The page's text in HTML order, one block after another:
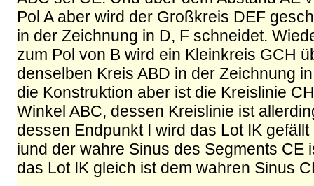
Pol A aber wird der Großkreis DEF
in der Zeichnung in D, F schneidet.
zum Pol von B wird ein Kleinkreis GCH
denselben Kreis ABD in der Zeichnung
die Konstruktion aber ist die Kreislinie
Winkel ABC, dessen Kreislinie ist
dessen Endpunkt I wird das Lot IK
iund der wahre Sinus des Segments CE
das Lot IK gleich ist dem wahren Sinus